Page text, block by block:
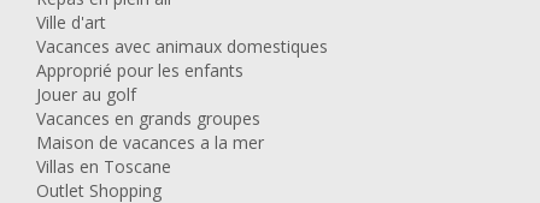
Ville d'art
Vacances avec animaux domestiques
Approprié pour les enfants
Jouer au golf
Vacances en grands groupes
Maison de vacances a la mer
Villas en Toscane
Outlet Shopping